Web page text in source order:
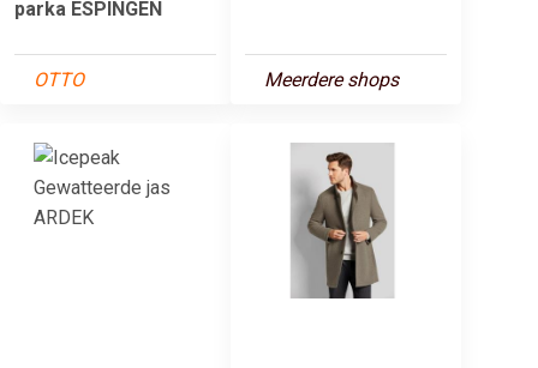
parka ESPINGEN
OTTO Meerdere shops